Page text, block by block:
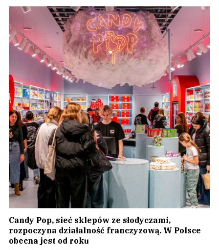
Candy Pop, sieć sklepów ze słodyczami,
rozpoczyna działalność franczyzową. W Polsce
obecna jest od roku